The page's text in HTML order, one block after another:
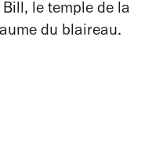
le temple de la
du blaireau.